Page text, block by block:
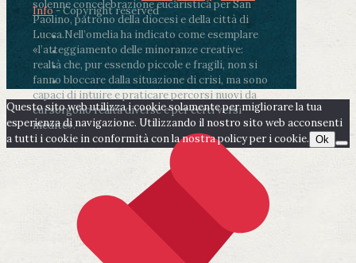
solenne concelebrazione eucaristica per San
Paolino, patrono della diocesi e della città di
Lucca.Nell’omelia ha indicato come esemplare
«l’atteggiamento delle minoranze creative:
realtà che, pur essendo piccole e fragili, non si
fanno bloccare dalla situazione di crisi, ma sono
capaci di intuire e praticare percorsi nuovi da
cui sorgono realtà diverse e per certi versi
inedite».
Info- Copyright reserved
Questo sito web utilizza i cookie solamente per migliorare la tua
esperienza di navigazione. Utilizzando il nostro sito web acconsenti
a tutti i cookie in conformità con la nostra policy per i cookie. Ok